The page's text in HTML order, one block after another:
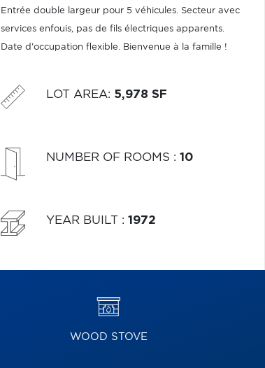
Entrée double largeur pour 5 véhicules. Secteur avec
services enfouis, pas de fils électriques apparents.
Date d'occupation flexible. Bienvenue à la famille !
LOT AREA: 5,978 SF
NUMBER OF ROOMS : 10
YEAR BUILT : 1972
WOOD STOVE